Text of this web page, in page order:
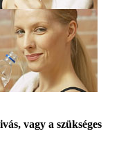
vagy a szükséges